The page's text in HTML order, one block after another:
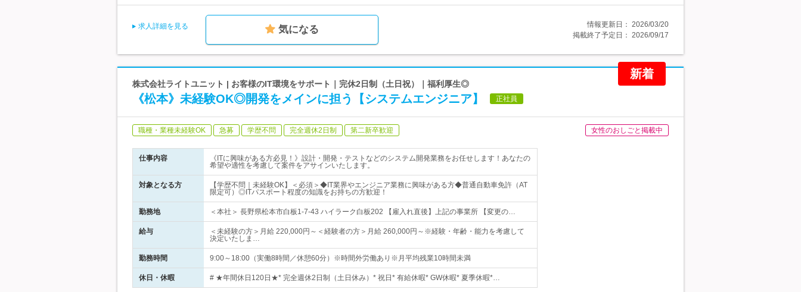
求人詳細を見る 気になる 情報更新日： 2026/03/20
掲載終了予定日： 2026/09/17
新着
株式会社ライトユニット | お客様のIT環境をサポート｜完休2日制（土日祝）｜福利厚生◎
《松本》未経験OK◎開発をメインに担う【システムエンジニア】 正社員
職種・業種未経験OK 急募 学歴不問 完全週休2日制 第二新卒歓迎 女性のおしごと掲載中
仕事内容
《ITに興味がある方必見！》設計・開発・テストなどのシステム開発業務をお任せします！あなたの
希望や適性を考慮して案件をアサインいたします。
対象となる方
【学歴不問｜未経験OK】＜必須＞◆IT業界やエンジニア業務に興味がある方◆普通自動車免許（AT
限定可）◎ITパスポート程度の知識をお持ちの方歓迎！
勤務地 ＜本社＞ 長野県松本市白板1-7-43 ハイラーク白板202 【雇入れ直後】上記の事業所 【変更の…
給与
＜未経験の方＞月給 220,000円～＜経験者の方＞月給 260,000円～※経験・年齢・能力を考慮して
決定いたしま…
勤務時間 9:00～18:00（実働8時間／休憩60分）※時間外労働あり※月平均残業10時間未満
休日・休暇 # ★年間休日120日★* 完全週休2日制（土日休み）* 祝日* 有給休暇* GW休暇* 夏季休暇*…